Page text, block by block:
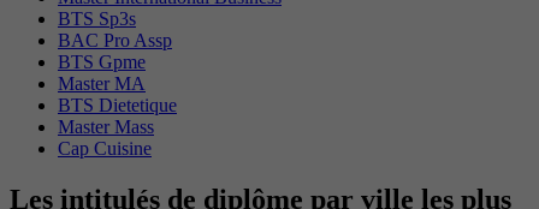
BTS Sp3s
BAC Pro Assp
BTS Gpme
Master MA
BTS Dietetique
Master Mass
Cap Cuisine
Les intitulés de diplôme par ville les plus